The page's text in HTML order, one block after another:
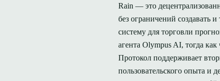
Rain — это
без ограничений создавать
систему для торговли
агента Olympus AI, тогда
Протокол поддерживает
пользовательского опыта и